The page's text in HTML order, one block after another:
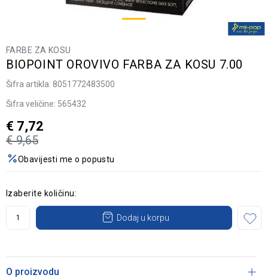
FARBE ZA KOSU
BIOPOINT OROVIVO FARBA ZA KOSU 7.00
Šifra artikla: 8051772483500
Šifra veličine: 565432
€ 9,65
€ 7,72
Obavijesti me o popustu
Izaberite količinu:
Dodaj u korpu
O proizvodu